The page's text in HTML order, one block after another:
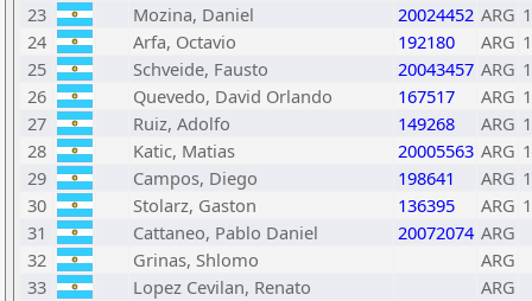
23
Mozina, Daniel 20024452 ARG
24
Arfa, Octavio 192180 ARG
25
Schveide, Fausto 20043457 ARG
26
Quevedo, David Orlando 167517 ARG
27
Ruiz, Adolfo 149268 ARG
28
Katic, Matias 20005563 ARG
29
Campos, Diego 198641 ARG
30
Stolarz, Gaston 136395 ARG
31
Cattaneo, Pablo Daniel 20072074 ARG
32
Grinas, Shlomo
ARG
33
Lopez Cevilan, Renato
ARG